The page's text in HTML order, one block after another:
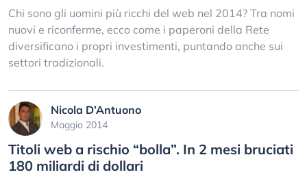
Chi sono gli uomini più ricchi del web nel 2014? Tra nomi
nuovi e riconferme, ecco come i paperoni della Rete
diversificano i propri investimenti, puntando anche sui
settori tradizionali.
Nicola D’Antuono
Maggio 2014
Titoli web a rischio “bolla”. In 2 mesi bruciati
180 miliardi di dollari